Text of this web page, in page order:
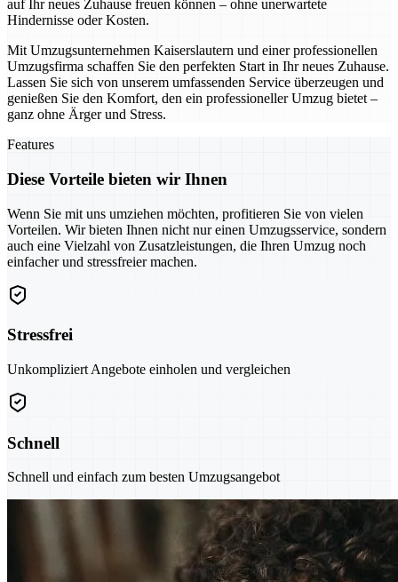
auf Ihr neues Zuhause freuen können – ohne unerwartete
Hindernisse oder Kosten.
Mit Umzugsunternehmen Kaiserslautern und einer professionellen
Umzugsfirma schaffen Sie den perfekten Start in Ihr neues Zuhause.
Lassen Sie sich von unserem umfassenden Service überzeugen und
genießen Sie den Komfort, den ein professioneller Umzug bietet –
ganz ohne Ärger und Stress.
Features
Diese Vorteile bieten wir Ihnen
Wenn Sie mit uns umziehen möchten, profitieren Sie von vielen
Vorteilen. Wir bieten Ihnen nicht nur einen Umzugsservice, sondern
auch eine Vielzahl von Zusatzleistungen, die Ihren Umzug noch
einfacher und stressfreier machen.
Stressfrei
Unkompliziert Angebote einholen und vergleichen
Schnell
Schnell und einfach zum besten Umzugsangebot